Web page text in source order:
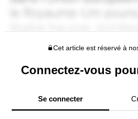
Cet article est réservé à
Connectez-vous
Se connecter